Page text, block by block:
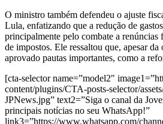
O ministro também defendeu o ajuste
Lula, enfatizando que a redução de
principalmente pelo combate a renúncias
de impostos. Ele ressaltou que, apesar
aprovado pautas importantes, como a
[cta-selector name=”model2″
content/plugins/CTA-posts-selector/
JPNews.jpg” text2=”Siga o canal da
principais notícias no seu WhatsApp!”
link3=”https://www.whatsapp.com/